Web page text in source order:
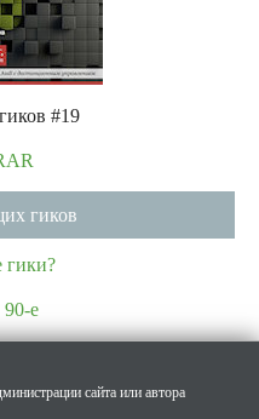
#19
гиков
гики?
90-е
сайта или автора